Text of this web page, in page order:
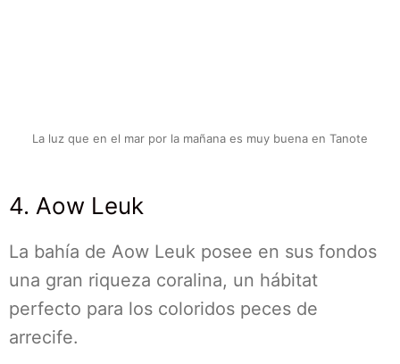
La luz que en el mar por la mañana es muy buena en Tanote
4. Aow Leuk
La bahía de Aow Leuk posee en sus fondos
una gran riqueza coralina, un hábitat
perfecto para los coloridos peces de
arrecife.